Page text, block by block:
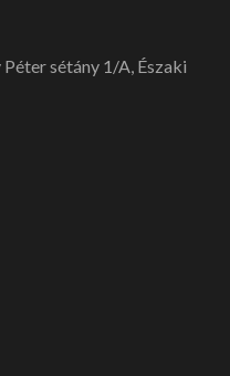
sétány 1/A, Északi